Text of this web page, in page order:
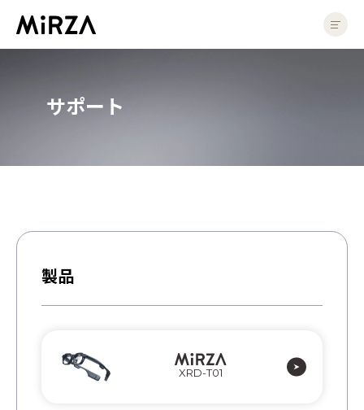
製品
法人
ソリューション
安心補償サービス
サポート
製品
XRD-T01